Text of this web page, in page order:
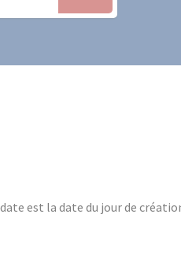
est la date du jour de